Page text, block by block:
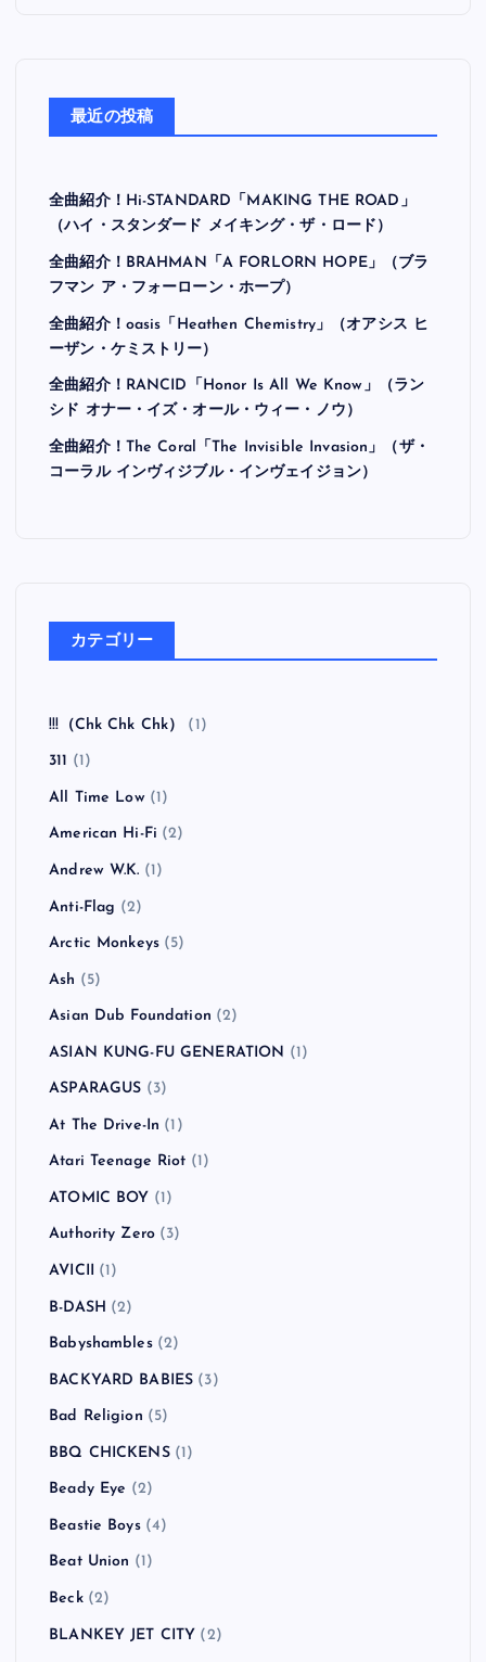
最近の投稿
全曲紹介！Hi-STANDARD「MAKING THE ROAD」
（ハイ・スタンダード メイキング・ザ・ロード）
全曲紹介！BRAHMAN「A FORLORN HOPE」（ブラ
フマン ア・フォーローン・ホープ）
全曲紹介！oasis「Heathen Chemistry」（オアシス ヒ
ーザン・ケミストリー）
全曲紹介！RANCID「Honor Is All We Know」（ラン
シド オナー・イズ・オール・ウィー・ノウ）
全曲紹介！The Coral「The Invisible Invasion」（ザ・
コーラル インヴィジブル・インヴェイジョン）
カテゴリー
!!!（Chk Chk Chk） (1)
311 (1)
All Time Low(1)
American Hi-Fi (2)
Andrew W.K. (1)
Anti-Flag (2)
Arctic Monkeys (5)
Ash (5)
Asian Dub Foundation (2)
ASIAN KUNG-FU GENERATION (1)
ASPARAGUS (3)
At The Drive-In (1)
Atari Teenage Riot (1)
ATOMIC BOY (1)
Authority Zero (3)
AVICII (1)
B-DASH (2)
Babyshambles(2)
BACKYARD BABIES (3)
Bad Religion (5)
BBQ CHICKENS(1)
Beady Eye (2)
Beastie Boys(4)
Beat Union (1)
Beck(2)
BLANKEY JET CITY (2)